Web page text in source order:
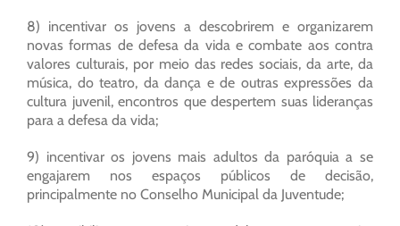
8) incentivar os jovens a descobrirem e organizarem
novas formas de defesa da vida e combate aos contra
valores culturais, por meio das redes sociais, da arte, da
música, do teatro, da dança e de outras expressões da
cultura juvenil, encontros que despertem suas lideranças
para a defesa da vida;
9) incentivar os jovens mais adultos da paróquia a se
engajarem nos espaços públicos de decisão,
principalmente no Conselho Municipal da Juventude;